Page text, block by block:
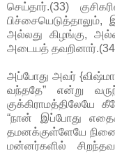
செய்தார்.(33)
அல்லது கிழங்கு,
அடையத்
அப்போது அவர்
வந்ததே” என்று
குக்கிராமத்திலேயே
“நான் இப்போது
தமனக்குள்ளேயே
மன்னர்களில்